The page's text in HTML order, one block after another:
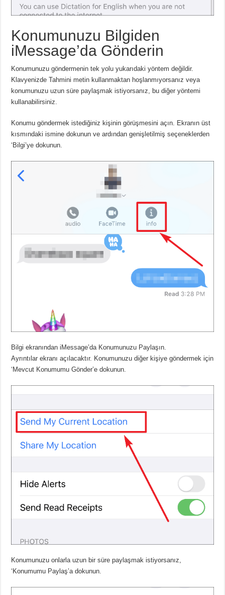
Konumunuzu Bilgiden
iMessage’da Gönderin
Konumunuzu göndermenin tek yolu yukarıdaki yöntem değildir.
Klavyenizde Tahmini metin kullanmaktan hoşlanmıyorsanız veya
konumunuzu uzun süre paylaşmak istiyorsanız, bu diğer yöntemi
kullanabilirsiniz.
Konumu göndermek istediğiniz kişinin görüşmesini açın. Ekranın üst
kısmındaki ismine dokunun ve ardından genişletilmiş seçeneklerden
‘Bilgi’ye dokunun.
Bilgi ekranından iMessage’da Konumunuzu Paylaşın.
Ayrıntılar ekranı açılacaktır. Konumunuzu diğer kişiye göndermek için
‘Mevcut Konumumu Gönder’e dokunun.
Konumunuzu onlarla uzun bir süre paylaşmak istiyorsanız,
‘Konumumu Paylaş’a dokunun.